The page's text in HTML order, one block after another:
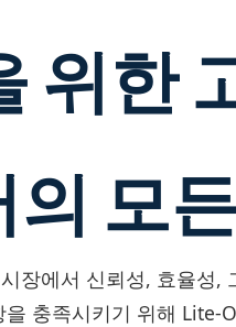
위한
모
장에서 신뢰성, 효율성,
충족시키기 위해 Lite-